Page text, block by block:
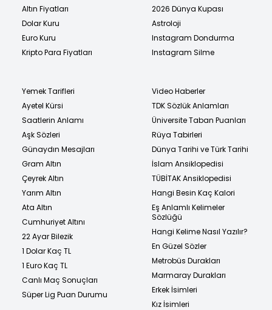
Altın Fiyatları
Dolar Kuru
Euro Kuru
Kripto Para Fiyatları
2026 Dünya Kupası
Astroloji
Instagram Dondurma
Instagram Silme
Yemek Tarifleri
Ayetel Kürsi
Saatlerin Anlamı
Aşk Sözleri
Günaydın Mesajları
Gram Altın
Çeyrek Altın
Yarım Altın
Ata Altın
Cumhuriyet Altını
22 Ayar Bilezik
1 Dolar Kaç TL
1 Euro Kaç TL
Canlı Maç Sonuçları
Süper Lig Puan Durumu
Video Haberler
TDK Sözlük Anlamları
Üniversite Taban Puanları
Rüya Tabirleri
Dünya Tarihi ve Türk Tarihi
İslam Ansiklopedisi
TÜBİTAK Ansiklopedisi
Hangi Besin Kaç Kalori
Eş Anlamlı Kelimeler
Sözlüğü
Hangi Kelime Nasıl Yazılır?
En Güzel Sözler
Metrobüs Durakları
Marmaray Durakları
Erkek İsimleri
Kız İsimleri